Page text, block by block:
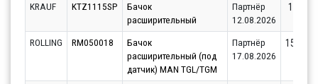
KRAUF KTZ1115SP
Бачок
расширительный
Партнёр
12.08.2026
ROLLING RM050018
Бачок
расширительный (под
датчик) MAN TGL/TGM
Партнёр
17.08.2026